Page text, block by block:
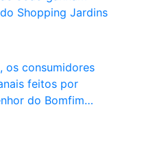
Shopping Jardins
os consumidores
feitos por
do Bomfim…